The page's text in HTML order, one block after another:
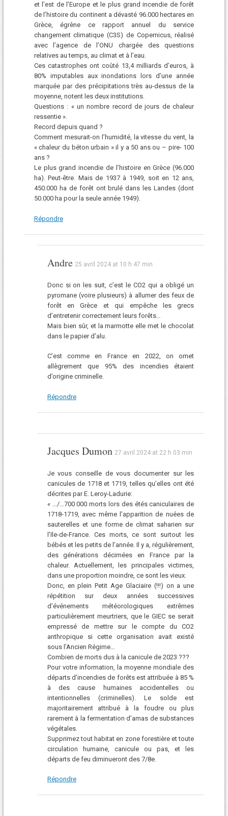
et l’est de l’Europe et le plus grand incendie de forêt
de l’histoire du continent a dévasté 96.000 hectares en
Grèce, égrène ce rapport annuel du service
changement climatique (C3S) de Copernicus, réalisé
avec l’agence de l’ONU chargée des questions
relatives au temps, au climat et à l’eau.
Ces catastrophes ont coûté 13,4 milliards d’euros, à
80% imputables aux inondations lors d’une année
marquée par des précipitations très au-dessus de la
moyenne, notent les deux institutions.
Questions : « un nombre record de jours de chaleur
ressentie ».
Record depuis quand ?
Comment mesurait-on l’humidité, la vitesse du vent, la
« chaleur du béton urbain » il y a 50 ans ou – pire- 100
ans ?
Le plus grand incendie de l’histoire en Grèce (96.000
ha). Peut-être. Mais de 1937 à 1949, soit en 12 ans,
450.000 ha de forêt ont brulé dans les Landes (dont
50.000 ha pour la seule année 1949).
Répondre
Andre 25 avril 2024 at 10 h 47 min
Donc si on les suit, c’est le CO2 qui a obligé un
pyromane (voire plusieurs) à allumer des feux de
forêt en Grèce et qui empêche les grecs
d’entretenir correctement leurs forêts…
Mais bien sûr, et la marmotte elle met le chocolat
dans le papier d’alu.
C’est comme en France en 2022, on omet
allègrement que 95% des incendies étaient
d’origine criminelle.
Répondre
Jacques Dumon 27 avril 2024 at 22 h 03 min
Je vous conseille de vous documenter sur les
canicules de 1718 et 1719, telles qu’elles ont été
décrites par E. Leroy-Ladurie:
« …/…700 000 morts lors des étés caniculaires de
1718-1719, avec même l’apparition de nuées de
sauterelles et une forme de climat saharien sur
l’Ile-de-France. Ces morts, ce sont surtout les
bébés et les petits de l’année. Il y a, régulièrement,
des générations décimées en France par la
chaleur. Actuellement, les principales victimes,
dans une proportion moindre, ce sont les vieux.
Donc, en plein Petit Age Glaciaire (!!!) on a une
répétition sur deux années successives
d’événements météorologiques extrêmes
particulièrement meurtriers, que le GIEC se serait
empressé de mettre sur le compte du CO2
anthropique si cette organisation avait existé
sous l’Ancien Régime…
Combien de morts dus à la canicule de 2023 ???
Pour votre information, la moyenne mondiale des
départs d’incendies de forêts est attribuée à 85 %
à des cause humaines accidentelles ou
intentionnelles (criminelles). Le solde est
majoritairement attribué à la foudre ou plus
rarement à la fermentation d’amas de substances
végétales.
Supprimez tout habitat en zone forestière et toute
circulation humaine, canicule ou pas, et les
départs de feu diminueront des 7/8e.
Répondre